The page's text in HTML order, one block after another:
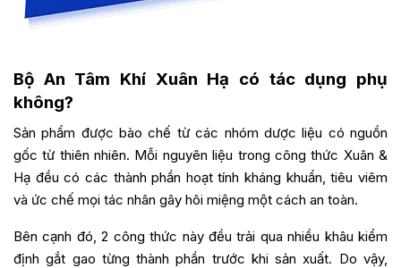
Bộ An Tâm Khí Xuân Hạ có tác dụng phụ
không?
Sản phẩm được bào chế từ các nhóm dược liệu có nguồn
gốc từ thiên nhiên. Mỗi nguyên liệu trong công thức Xuân &
Hạ đều có các thành phần hoạt tính kháng khuẩn, tiêu viêm
và ức chế mọi tác nhân gây hôi miệng một cách an toàn.
Bên cạnh đó, 2 công thức này đều trải qua nhiều khâu kiểm
định gắt gao từng thành phần trước khi sản xuất. Do vậy,